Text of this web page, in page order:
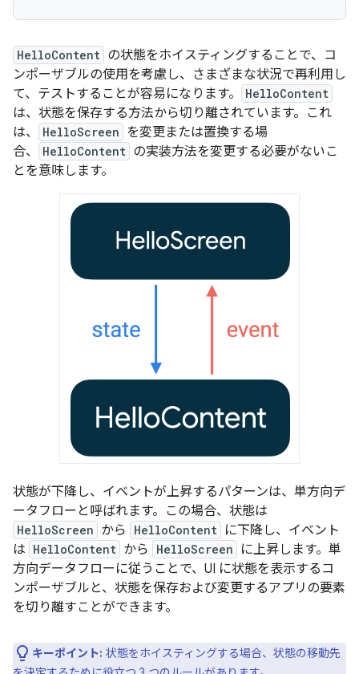
HelloContent の状態をホイスティングすることで、コ
ンポーザブルの使用を考慮し、さまざまな状況で再利用し
て、テストすることが容易になります。
HelloContent
は、状態を保存する方法から切り離されています。これ
は、
HelloScreen を変更または置換する場
合、
HelloContent の実装方法を変更する必要がないこ
とを意味します。
状態が下降し、イベントが上昇するパターンは、単方向デ
ータフローと呼ばれます。
この場合、状態は
HelloScreen から HelloContent
に下降し、イベント
は HelloContent から HelloScreen
に上昇します。単
方向データフローに従うことで、UI に状態を表示するコ
ンポーザブルと、状態を保存および変更するアプリの要素
を切り離すことができます。
キーポイント: 状態をホイスティングする場合、状態の移動先